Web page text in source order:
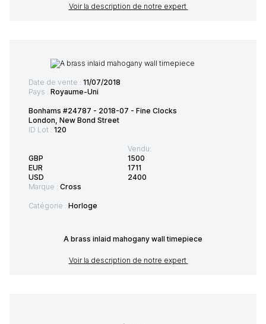
Voir la description de notre expert
Date de vente : 11/07/2018
Pays : Royaume-Uni
Bonhams #24787 - 2018-07 - Fine Clocks
London, New Bond Street
ID Lot : 120
GBP
EUR
USD
Vendu:
1500
1711
2400
Marque : Cross
Catégorie : Horloge
A brass inlaid mahogany wall timepiece
Voir la description de notre expert